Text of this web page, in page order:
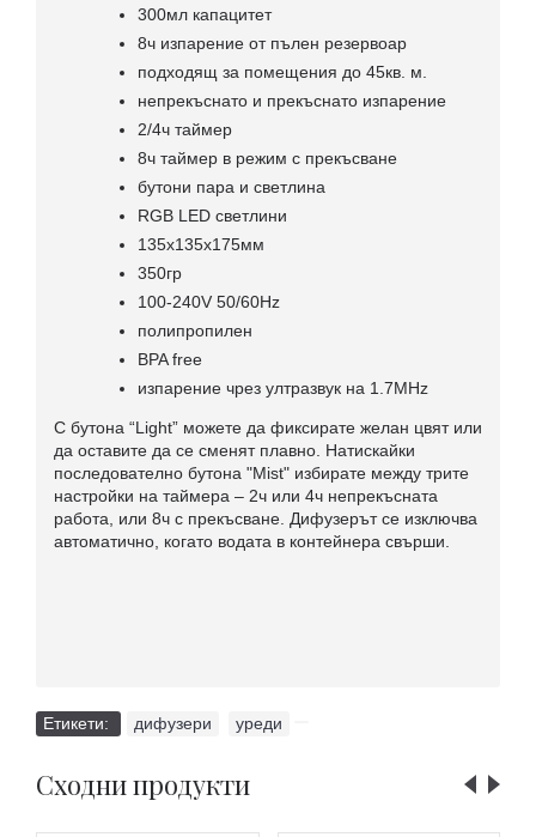
300мл капацитет
8ч изпарение от пълен резервоар
подходящ за помещения до 45кв. м.
непрекъснато и прекъснато изпарение
2/4ч таймер
8ч таймер в режим с прекъсване
бутони пара и светлина
RGB LED светлини
135х135х175мм
350гр
100-240V 50/60Hz
полипропилен
BPA free
изпарение чрез ултразвук на 1.7MHz
С бутона “Light” можете да фиксирате желан цвят или
да оставите да се сменят плавно. Натискайки
последователно бутона "Mist" избирате между трите
настройки на таймера – 2ч или 4ч непрекъсната
работа, или 8ч с прекъсване. Дифузерът се изключва
автоматично, когато водата в контейнера свърши.
Етикети: дифузери уреди
Сходни продукти